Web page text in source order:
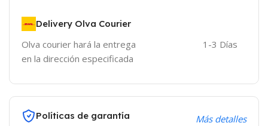
Delivery Olva Courier
Olva courier hará la entrega
en la dirección especificada
1-3 Días
Políticas de garantía Más detalles